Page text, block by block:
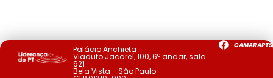
Palácio Anchieta
Viaduto Jacareí, 100, 6º andar, sala
621
Bela Vista - São Paulo